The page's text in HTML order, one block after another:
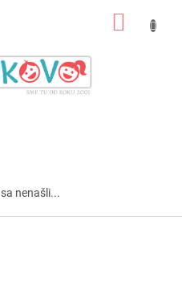
sa nenašli...